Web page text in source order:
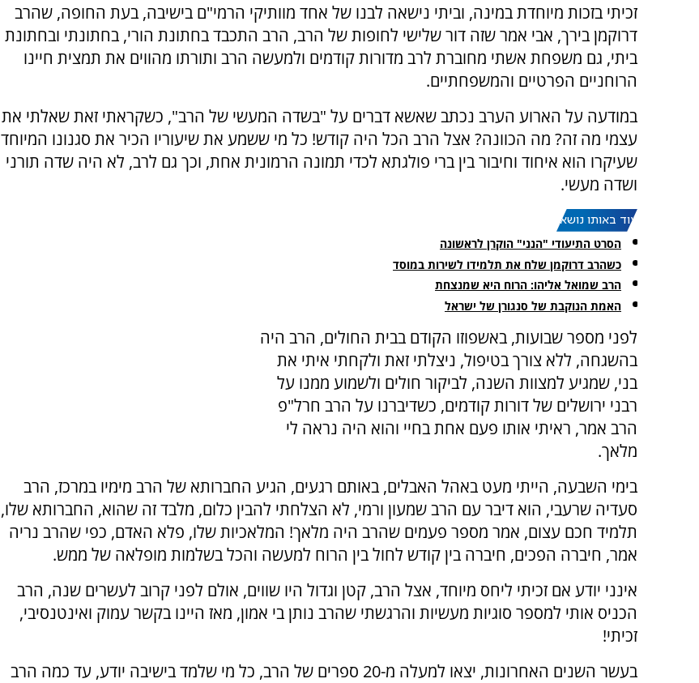
זכיתי בזכות מיוחדת במינה, וביתי נישאה לבנו של אחד מוותיקי הרמי"ם בישיבה, בעת החופה, שהרב
דרוקמן בירך, אבי אמר שזה דור שלישי לחופות של הרב, הרב התכבד בחתונת הורי, בחתונתי ובחתונת
ביתי, גם משפחת אשתי מחוברת לרב מדורות קודמים ולמעשה הרב ותורתו מהווים את תמצית חיינו
הרוחניים הפרטיים והמשפחתיים.
במודעה על הארוע הערב נכתב שאשא דברים על "בשדה המעשי של הרב", כשקראתי זאת שאלתי את
עצמי מה זה? מה הכוונה? אצל הרב הכל היה קודש! כל מי ששמע את שיעוריו הכיר את סגנונו המיוחד
שעיקרו הוא איחוד וחיבור בין ברי פולגתא לכדי תמונה הרמונית אחת, וכך גם לרב, לא היה שדה תורני
ושדה מעשי.
עוד באותו נושא:
הסרט התיעודי "הנני" הוקרן לראשונה
כשהרב דרוקמן שלח את תלמידו לשירות במוסד
הרב שמואל אליהו: הרוח היא שמנצחת
האמת הנוקבת של סנגורן של ישראל
לפני מספר שבועות, באשפוזו הקודם בבית החולים, הרב היה
בהשגחה, ללא צורך בטיפול, ניצלתי זאת ולקחתי איתי את
בני, שמגיע למצוות השנה, לביקור חולים ולשמוע ממנו על
רבני ירושלים של דורות קודמים, כשדיברנו על הרב חרל"פ
הרב אמר, ראיתי אותו פעם אחת בחיי והוא היה נראה לי
מלאך.
בימי השבעה, הייתי מעט באהל האבלים, באותם רגעים, הגיע החברותא של הרב מימיו במרכז, הרב
סעדיה שרעבי, הוא דיבר עם הרב שמעון ורמי, לא הצלחתי להבין כלום, מלבד זה שהוא, החברותא שלו,
תלמיד חכם עצום, אמר מספר פעמים שהרב היה מלאך! המלאכיות שלו, פלא האדם, כפי שהרב נריה
אמר, חיברה הפכים, חיברה בין קודש לחול בין הרוח למעשה והכל בשלמות מופלאה של ממש.
אינני יודע אם זכיתי ליחס מיוחד, אצל הרב, קטן וגדול היו שווים, אולם לפני קרוב לעשרים שנה, הרב
הכניס אותי למספר סוגיות מעשיות והרגשתי שהרב נותן בי אמון, מאז היינו בקשר עמוק ואינטנסיבי,
זכיתי!
בעשר השנים האחרונות, יצאו למעלה מ-20 ספרים של הרב, כל מי שלמד בישיבה יודע, עד כמה הרב